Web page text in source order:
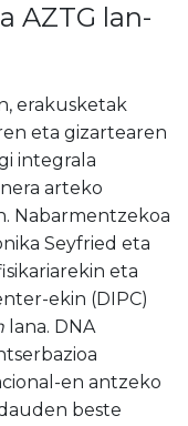
AZTG lan-
erakusketak
eta gizartearen
integrala
arteko
Nabarmentzekoa
Seyfried eta
eta
ekin (DIPC)
lana. DNA
en antzeko
beste